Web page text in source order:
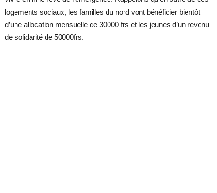
logements sociaux, les familles du nord vont bénéficier bientôt
d’une allocation mensuelle de 30000 frs et les jeunes d’un revenu
de solidarité de 50000frs.